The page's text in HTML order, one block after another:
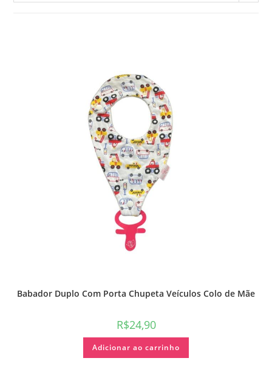
Babador Duplo Com Porta Chupeta Veículos Colo de Mãe
R$24,90
Adicionar ao carrinho